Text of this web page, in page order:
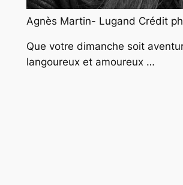
Agnès Martin- Lugand Crédit
Que votre dimanche soit
langoureux et amoureux …